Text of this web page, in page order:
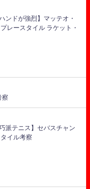
ンドが強烈】マッテオ・
レースタイル ラケット・
察
派テニス】セバスチャン
イル考察